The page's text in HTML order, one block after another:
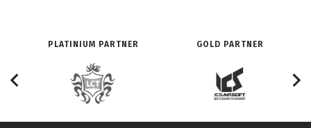
PLATINIUM PARTNER GOLD PARTNER